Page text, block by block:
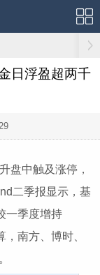
日浮盈超两千
中触及涨停，
二季报显示，基
一季度增持
南方、博时、